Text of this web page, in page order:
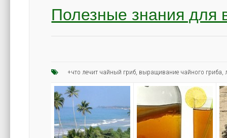
Полезные знания для
+что лечит чайный гриб, выращивание чайного гриба,